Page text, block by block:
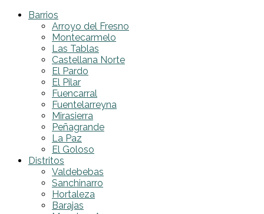
Barrios
Arroyo del Fresno
Montecarmelo
Las Tablas
Castellana Norte
El Pardo
El Pilar
Fuencarral
Fuentelarreyna
Mirasierra
Peñagrande
La Paz
El Goloso
Distritos
Valdebebas
Sanchinarro
Hortaleza
Barajas